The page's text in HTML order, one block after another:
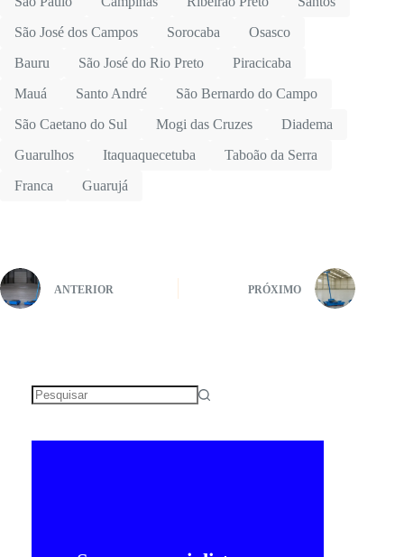
São José dos Campos
Sorocaba
Osasco
Bauru
São José do Rio Preto
Piracicaba
Mauá
Santo André
São Bernardo do Campo
São Caetano do Sul
Mogi das Cruzes
Diadema
Guarulhos
Itaquaquecetuba
Taboão da Serra
Franca
Guarujá
ANTERIOR PRÓXIMO